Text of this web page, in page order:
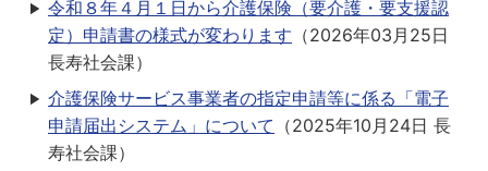
令和８年４月１日から介護保険（要介護・要支援認
定）申請書の様式が変わります （2026年03月25日
長寿社会課）
介護保険サービス事業者の指定申請等に係る「電子
申請届出システム」について （2025年10月24日 長
寿社会課）